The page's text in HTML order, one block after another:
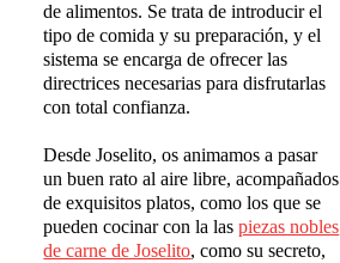
de alimentos. Se trata de introducir el
tipo de comida y su preparación, y el
sistema se encarga de ofrecer las
directrices necesarias para disfrutarlas
con total confianza.
Desde Joselito, os animamos a pasar
un buen rato al aire libre, acompañados
de exquisitos platos, como los que se
pueden cocinar con la laspiezas nobles
de carne de Joselito, como su secreto,